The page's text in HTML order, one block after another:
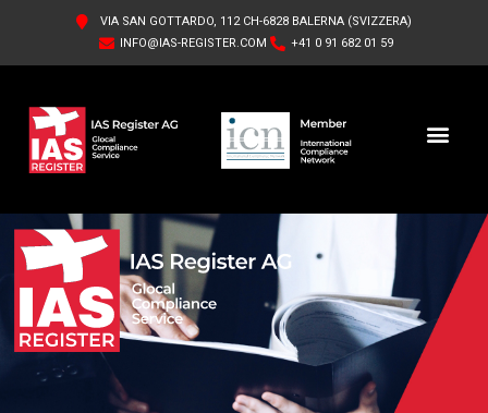
VIA SAN GOTTARDO, 112 CH-6828 BALERNA (SVIZZERA)
INFO@IAS-REGISTER.COM
+41 0 91 682 01 59